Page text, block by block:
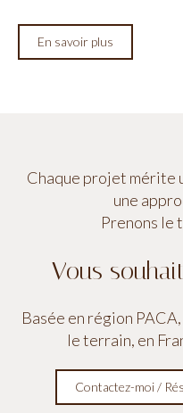
En savoir plus
Chaque projet
une
Prenons le
Vous
Basée en région
le terrain, en
Contactez-moi /